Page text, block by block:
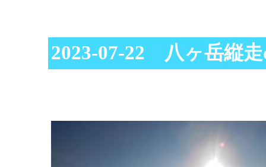
2023-07-22 八ヶ岳縦走